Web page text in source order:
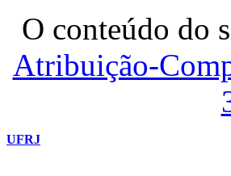
O conteúdo do
Atribuição-
UFRJ